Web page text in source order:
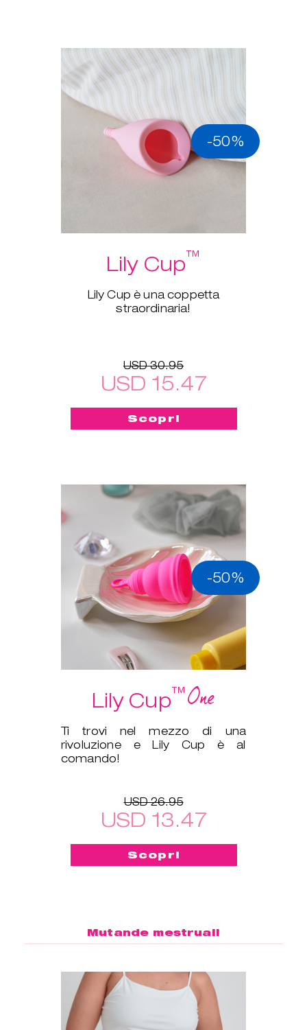
-50%
Lily Cup™
Lily Cup è una coppetta
straordinaria!
USD 30.95
USD 15.47
Scopri
-50%
Lily Cup™One
Ti trovi nel mezzo di una
rivoluzione e Lily Cup è al
comando!
USD 26.95
USD 13.47
Scopri
Mutande mestruali